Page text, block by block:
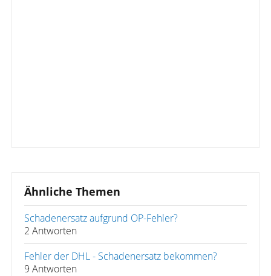
Ähnliche Themen
Schadenersatz aufgrund OP-Fehler?
2 Antworten
Fehler der DHL - Schadenersatz bekommen?
9 Antworten